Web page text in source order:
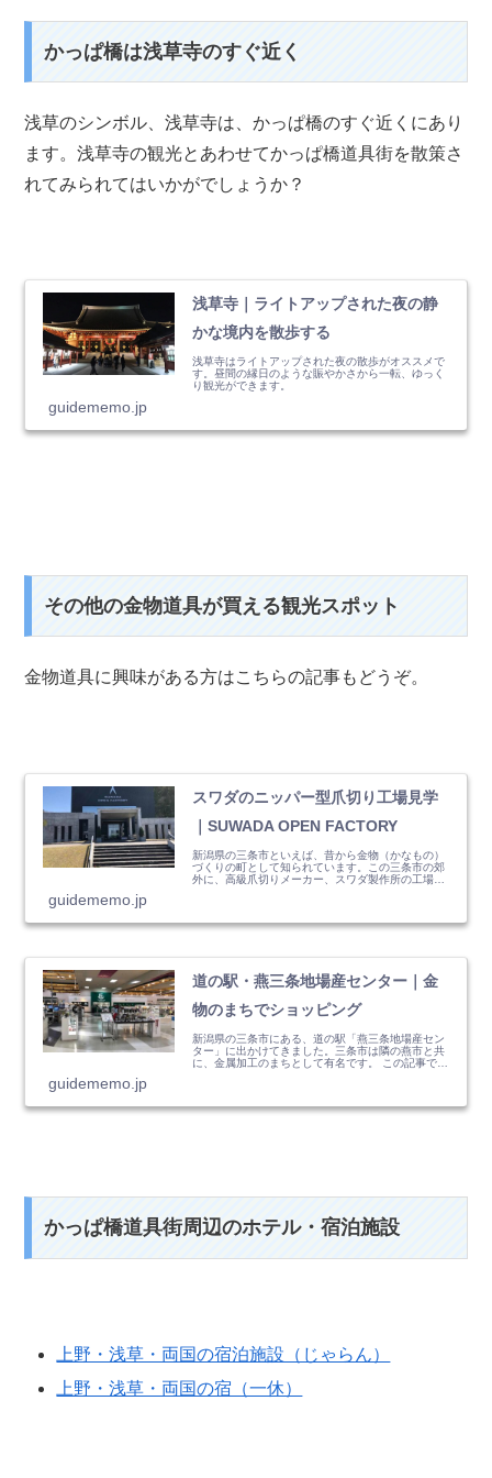
かっぱ橋は浅草寺のすぐ近く
浅草のシンボル、浅草寺は、かっぱ橋のすぐ近くにあり
ます。浅草寺の観光とあわせてかっぱ橋道具街を散策さ
れてみられてはいかがでしょうか？
浅草寺｜ライトアップされた夜の静
かな境内を散歩する
浅草寺はライトアップされた夜の散歩がオススメで
す。昼間の縁日のような賑やかさから一転、ゆっく
り観光ができます。
guidememo.jp
その他の金物道具が買える観光スポット
金物道具に興味がある方はこちらの記事もどうぞ。
スワダのニッパー型爪切り工場見学
｜SUWADA OPEN FACTORY
新潟県の三条市といえば、昔から金物（かなもの）
づくりの町として知られています。この三条市の郊
外に、高級爪切りメーカー、スワダ製作所の工場が
guidememo.jp
道の駅・燕三条地場産センター｜金
物のまちでショッピング
新潟県の三条市にある、道の駅「燕三条地場産セン
ター」に出かけてきました。三条市は隣の燕市と共
に、金属加工のまちとして有名です。 この記事で
guidememo.jp
かっぱ橋道具街周辺のホテル・宿泊施設
上野・浅草・両国の宿泊施設（じゃらん）
上野・浅草・両国の宿（一休）